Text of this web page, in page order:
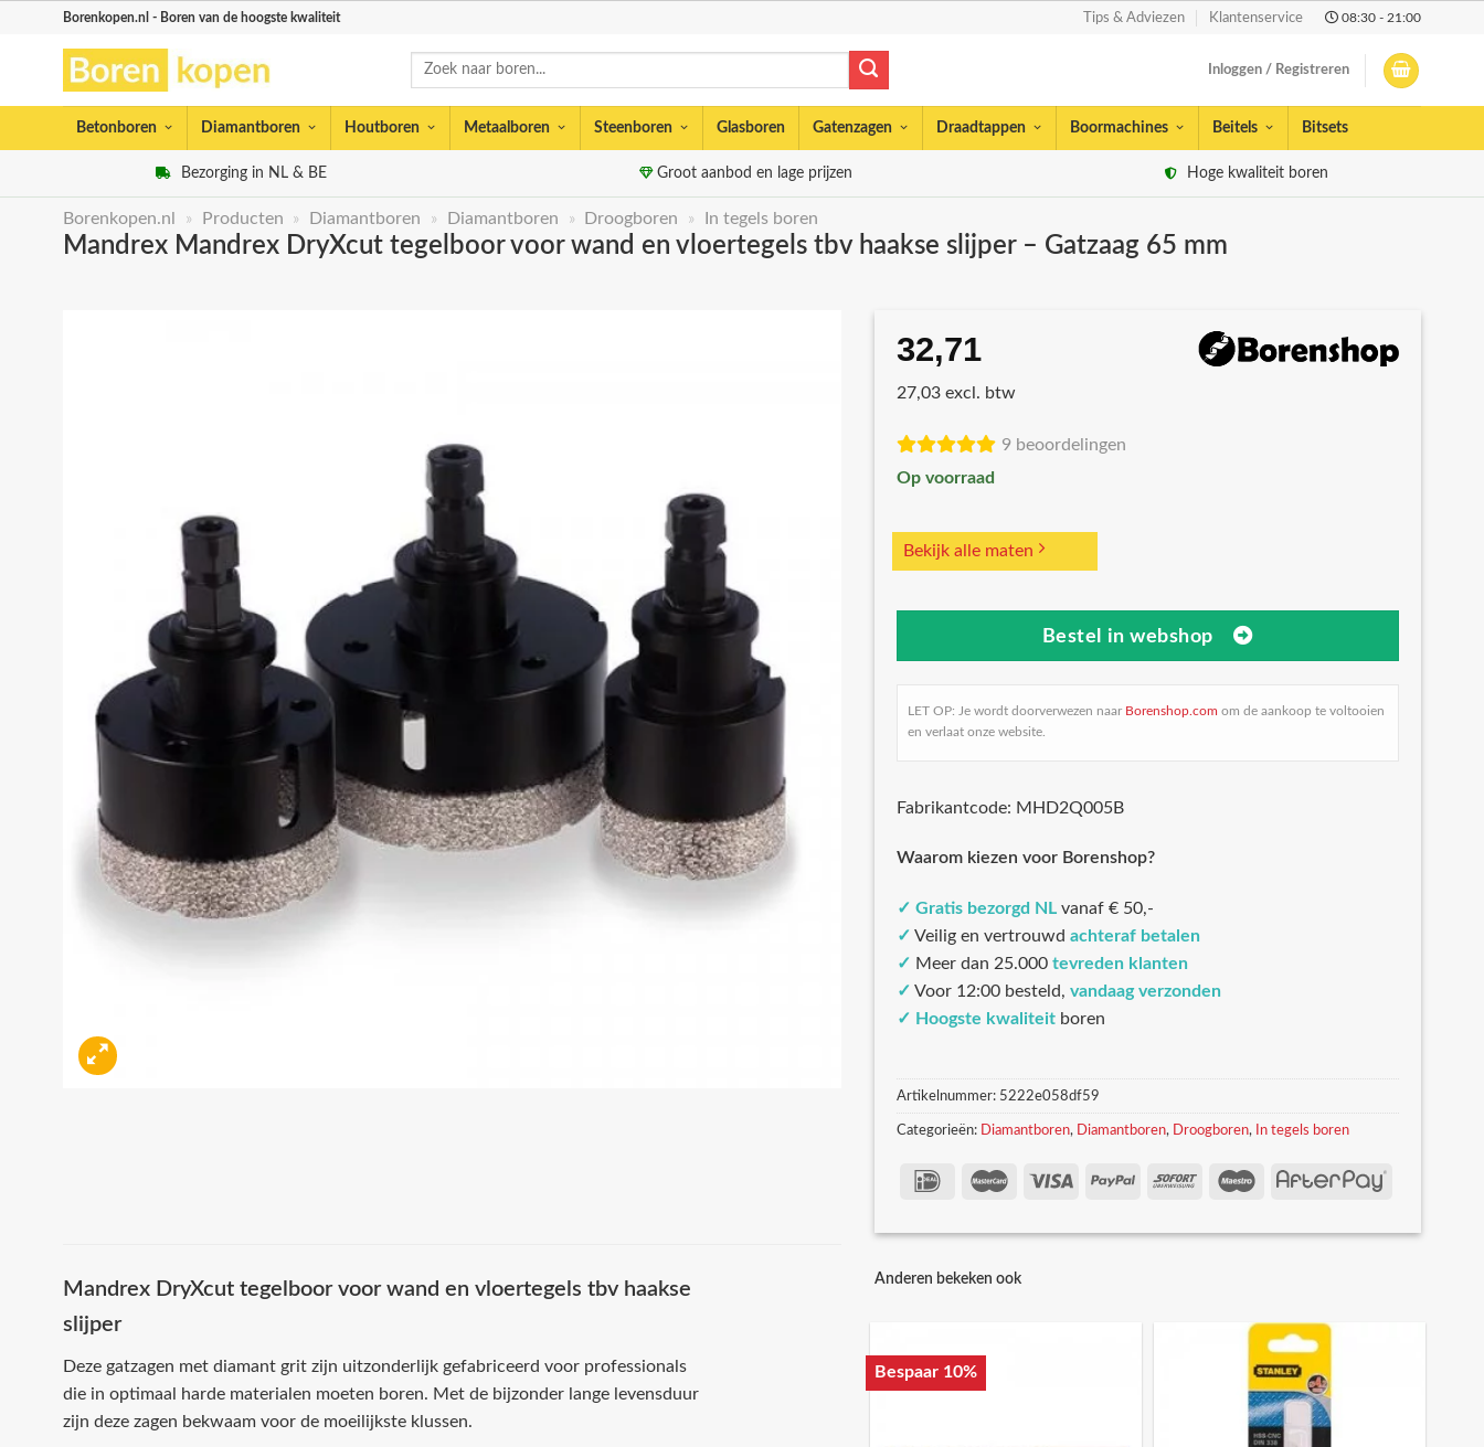
Borenkopen.nl - Boren van de hoogste kwaliteit Tips & Adviezen Klantenservice 08:30 - 21:00
Zoeken
Inloggen / Registreren
Betonboren Diamantboren Houtboren Metaalboren Steenboren Glasboren Gatenzagen Draadtappen Boormachines Beitels Bitsets
Bezorging in NL & BE Groot aanbod en lage prijzen Hoge kwaliteit boren
Borenkopen.nl » Producten » Diamantboren » Diamantboren » Droogboren » In tegels boren
Mandrex Mandrex DryXcut tegelboor voor wand en vloertegels tbv haakse slijper – Gatzaag 65 mm
32,71
27,03 excl. btw
9 beoordelingen
Op voorraad
Bekijk alle maten
Bestel in webshop
LET OP: Je wordt doorverwezen naar Borenshop.com om de aankoop te voltooien
en verlaat onze website.
Fabrikantcode: MHD2Q005B
Waarom kiezen voor Borenshop?
✓ Gratis bezorgd NL vanaf € 50,-
✓ Veilig en vertrouwd achteraf betalen
✓ Meer dan 25.000 tevreden klanten
✓ Voor 12:00 besteld, vandaag verzonden
✓ Hoogste kwaliteit boren
Artikelnummer: 5222e058df59
Categorieën: Diamantboren, Diamantboren, Droogboren, In tegels boren
Mandrex DryXcut tegelboor voor wand en vloertegels tbv haakse
slijper
Deze gatzagen met diamant grit zijn uitzonderlijk gefabriceerd voor professionals
die in optimaal harde materialen moeten boren. Met de bijzonder lange levensduur
zijn deze zagen bekwaam voor de moeilijkste klussen.
Anderen bekeken ook
Bespaar 10%